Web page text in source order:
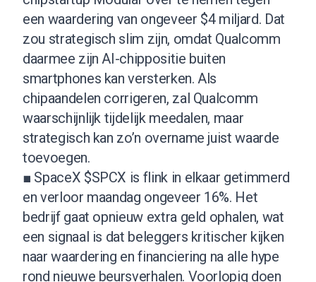
een waardering van ongeveer $4 miljard. Dat
zou strategisch slim zijn, omdat Qualcomm
daarmee zijn AI-chippositie buiten
smartphones kan versterken. Als
chipaandelen corrigeren, zal Qualcomm
waarschijnlijk tijdelijk meedalen, maar
strategisch kan zo’n overname juist waarde
toevoegen.
■ SpaceX $SPCX is flink in elkaar getimmerd
en verloor maandag ongeveer 16%. Het
bedrijf gaat opnieuw extra geld ophalen, wat
een signaal is dat beleggers kritischer kijken
naar waardering en financiering na alle hype
rond nieuwe beursverhalen. Voorlopig doen